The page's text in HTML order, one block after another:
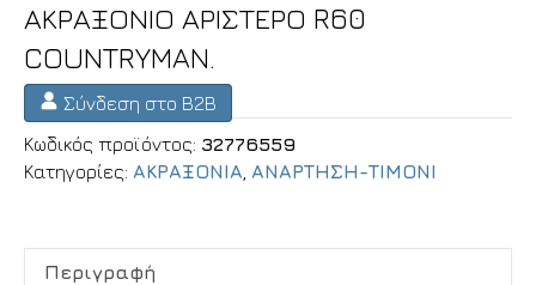
ΑΚΡΑΞΟΝΙΟ ΑΡΙΣΤΕΡΟ R60
COUNTRYMAN.
Σύνδεση στο B2B
Κωδικός προϊόντος: 32776559
Κατηγορίες: ΑΚΡΑΞΟΝΙΑ ΑΝΑΡΤΗΣΗ-ΤΙΜΟΝΙ
Περιγραφή